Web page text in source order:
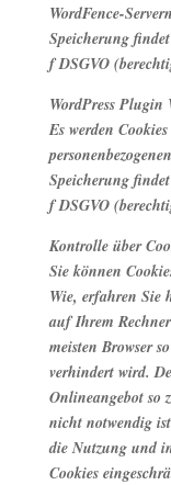
WordFence-
Speicherung
f DSGVO
WordPress Plugin
Es werden
Speicherung
f DSGVO
Kontrolle über
Sie können
Wie, erfahren Sie
auf Ihrem
meisten Browser
verhindert wird.
Onlineangebot so
nicht notwendig
die Nutzung und
Cookies